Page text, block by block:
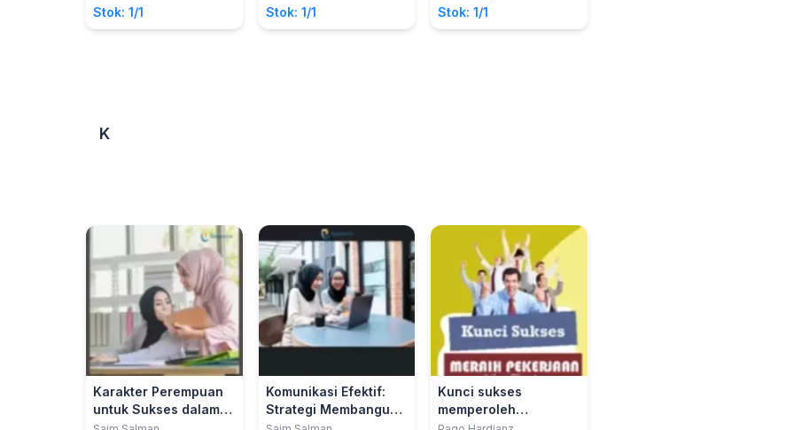
Stok: 1/1 Stok: 1/1 Stok: 1/1
K
Karakter Perempuan
untuk Sukses dalam
Karier
Komunikasi Efektif:
Strategi Membangun
Relasi
Kunci sukses
memperoleh
pekerjaan yang